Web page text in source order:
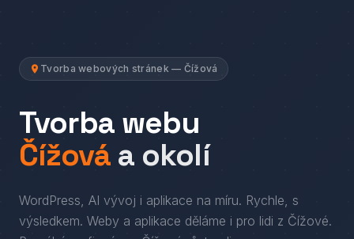
Tvorba webových stránek — Čížová
Tvorba webu
Čížová a okolí
WordPress, AI vývoj i aplikace na míru. Rychle, s
výsledkem. Weby a aplikace děláme i pro lidi z Čížové.